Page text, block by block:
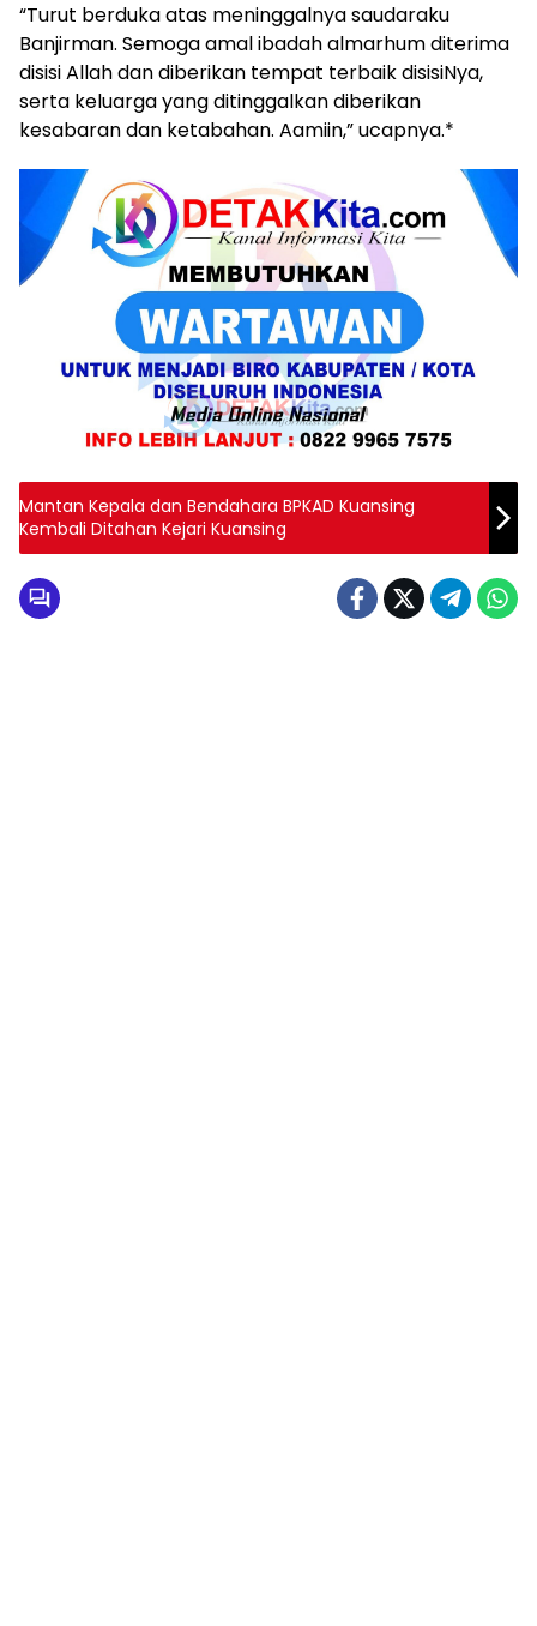
“Turut berduka atas meninggalnya saudaraku
Banjirman. Semoga amal ibadah almarhum diterima
disisi Allah dan diberikan tempat terbaik disisiNya,
serta keluarga yang ditinggalkan diberikan
kesabaran dan ketabahan. Aamiin,” ucapnya.*
Mantan Kepala dan Bendahara BPKAD Kuansing
Kembali Ditahan Kejari Kuansing